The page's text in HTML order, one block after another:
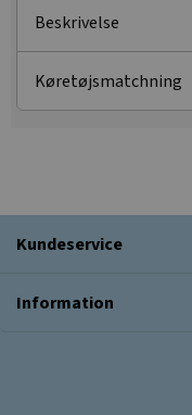
Beskrivelse
Køretøjsmatchning
Kundeservice
Information